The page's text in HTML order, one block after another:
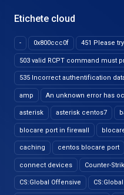
Etichete cloud
- 0x800ccc0f 451 Please
503 valid RCPT command must
535 Incorrect authentification
amp An unknown error has
asterisk asterisk centos7
blocare port in firewall
caching centos blocare port
connect devices Counter-
CS:Global Offensive